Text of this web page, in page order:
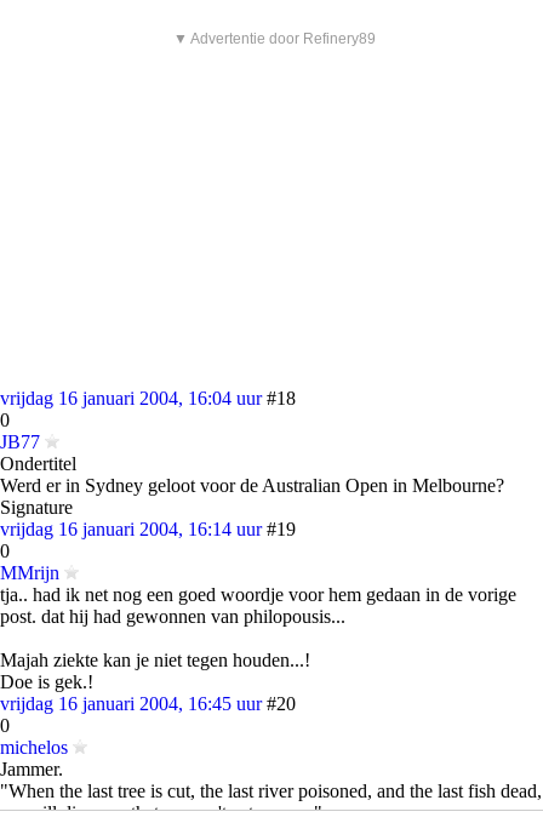
▼ Advertentie door Refinery89
vrijdag 16 januari 2004, 16:04 uur #18
0
JB77
Ondertitel
Werd er in Sydney geloot voor de Australian Open in Melbourne?
Signature
vrijdag 16 januari 2004, 16:14 uur #19
0
MMrijn
tja.. had ik net nog een goed woordje voor hem gedaan in de vorige
post. dat hij had gewonnen van philopousis...
Majah ziekte kan je niet tegen houden...!
Doe is gek.!
vrijdag 16 januari 2004, 16:45 uur #20
0
michelos
Jammer.
"When the last tree is cut, the last river poisoned, and the last fish dead,
we will discover that we can't eat money."